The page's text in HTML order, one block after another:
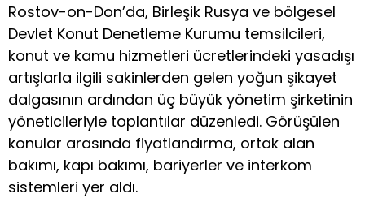
Rostov-on-Don’da, Birleşik Rusya ve bölgesel
Devlet Konut Denetleme Kurumu temsilcileri,
konut ve kamu hizmetleri ücretlerindeki yasadışı
artışlarla ilgili sakinlerden gelen yoğun şikayet
dalgasının ardından üç büyük yönetim şirketinin
yöneticileriyle toplantılar düzenledi. Görüşülen
konular arasında fiyatlandırma, ortak alan
bakımı, kapı bakımı, bariyerler ve interkom
sistemleri yer aldı.